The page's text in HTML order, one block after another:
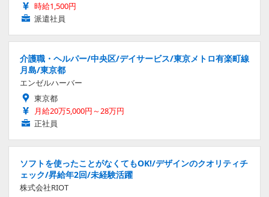
時給1,500円
派遣社員
介護職・ヘルパー/中央区/デイサービス/東京メトロ有楽町線
月島/東京都
エンゼルハーバー
東京都
月給20万5,000円～28万円
正社員
ソフトを使ったことがなくてもOK!/デザインのクオリティチ
ェック/昇給年2回/未経験活躍
株式会社RIOT